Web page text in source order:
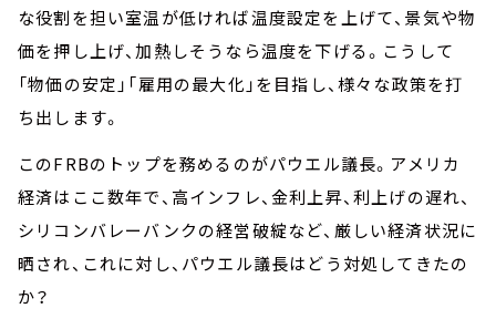
な役割を担い室温が低ければ温度設定を上げて、景気や物
価を押し上げ、加熱しそうなら温度を下げる。こうして
「物価の安定」「雇用の最大化」を目指し、様々な政策を打
ち出します。
このFRBのトップを務めるのがパウエル議長。アメリカ
経済はここ数年で、高インフレ、金利上昇、利上げの遅れ、
シリコンバレーバンクの経営破綻など、厳しい経済状況に
晒され、これに対し、パウエル議長はどう対処してきたの
か？